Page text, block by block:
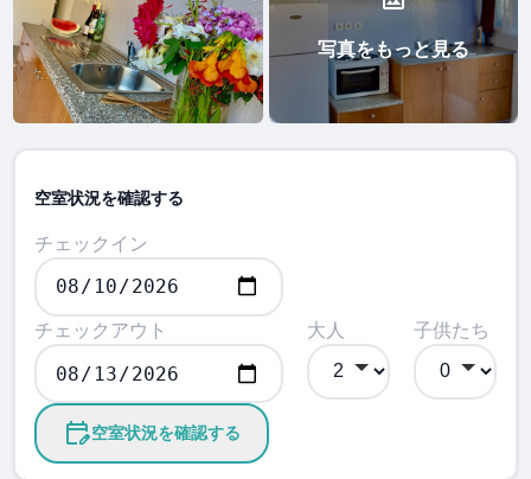
写真をもっと見る
空室状況を確認する
チェックイン
チェックアウト 大人 子供たち
空室状況を確認する